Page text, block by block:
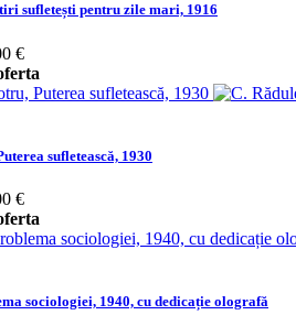
sufletești pentru zile mari, 1916
€
sufletească, 1930
€
sociologiei, 1940, cu dedicație olografă